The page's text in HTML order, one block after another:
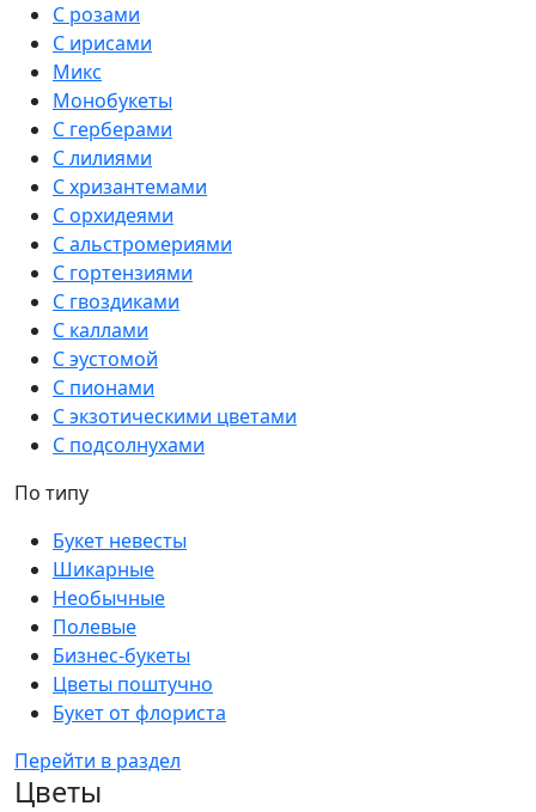
С розами
С ирисами
Микс
Монобукеты
С герберами
С лилиями
С хризантемами
С орхидеями
С альстромериями
С гортензиями
С гвоздиками
С каллами
С эустомой
С пионами
С экзотическими цветами
С подсолнухами
По типу
Букет невесты
Шикарные
Необычные
Полевые
Бизнес-букеты
Цветы поштучно
Букет от флориста
Перейти в раздел
Цветы